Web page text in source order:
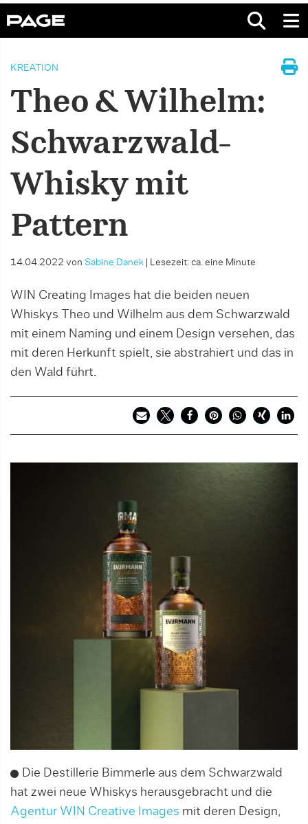
KREATION
Theo & Wilhelm:
Schwarzwald-
Whisky mit
Pattern
14.04.2022 von Sabine Danek Lesezeit: ca. eine Minute
WIN Creating Images hat die beiden neuen
Whiskys Theo und Wilhelm aus dem Schwarzwald
mit einem Naming und einem Design versehen, das
mit deren Herkunft spielt, sie abstrahiert und das in
den Wald führt.
Die Destillerie Bimmerle aus dem Schwarzwald
hat zwei neue Whiskys herausgebracht und die
Agentur WIN Creative Images mit deren Design,